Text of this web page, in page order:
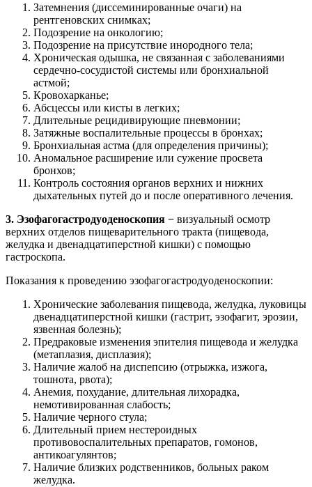
Затемнения (диссеминированные очаги) на
рентгеновских снимках;
Подозрение на онкологию;
Подозрение на присутствие инородного тела;
Хроническая одышка, не связанная с заболеваниями
сердечно-сосудистой системы или бронхиальной
астмой;
Кровохарканье;
Абсцессы или кисты в легких;
Длительные рецидивирующие пневмонии;
Затяжные воспалительные процессы в бронхах;
Бронхиальная астма (для определения причины);
Аномальное расширение или сужение просвета
бронхов;
Контроль состояния органов верхних и нижних
дыхательных путей до и после оперативного лечения.
3. Эзофагогастродуоденоскопия − визуальный осмотр
верхних отделов пищеварительного тракта (пищевода,
желудка и двенадцатиперстной кишки) с помощью
гастроскопа.
Показания к проведению эзофагогастродуоденоскопии:
Хронические заболевания пищевода, желудка, луковицы
двенадцатиперстной кишки (гастрит, эзофагит, эрозии,
язвенная болезнь);
Предраковые изменения эпителия пищевода и желудка
(метаплазия, дисплазия);
Наличие жалоб на диспепсию (отрыжка, изжога,
тошнота, рвота);
Анемия, похудание, длительная лихорадка,
немотивированная слабость;
Наличие черного стула;
Длительный прием нестероидных
противовоспалительных препаратов, гомонов,
антикоагулянтов;
Наличие близких родственников, больных раком
желудка.